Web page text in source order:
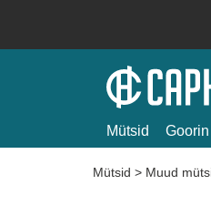
Mütsid
Mütsid > Muud